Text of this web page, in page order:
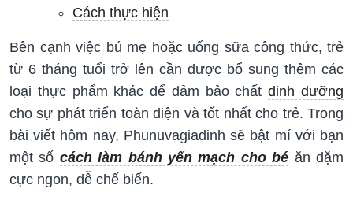
Cách thực hiện
Bên cạnh việc bú mẹ hoặc uống sữa công thức, trẻ
từ 6 tháng tuổi trở lên cần được bổ sung thêm các
loại thực phẩm khác để đảm bảo chấtdinh dưỡng
cho sự phát triển toàn diện và tốt nhất cho trẻ. Trong
bài viết hôm nay, Phunuvagiadinh sẽ bật mí với bạn
một số cách làm bánh yến mạch cho bé ăn dặm
cực ngon, dễ chế biến.